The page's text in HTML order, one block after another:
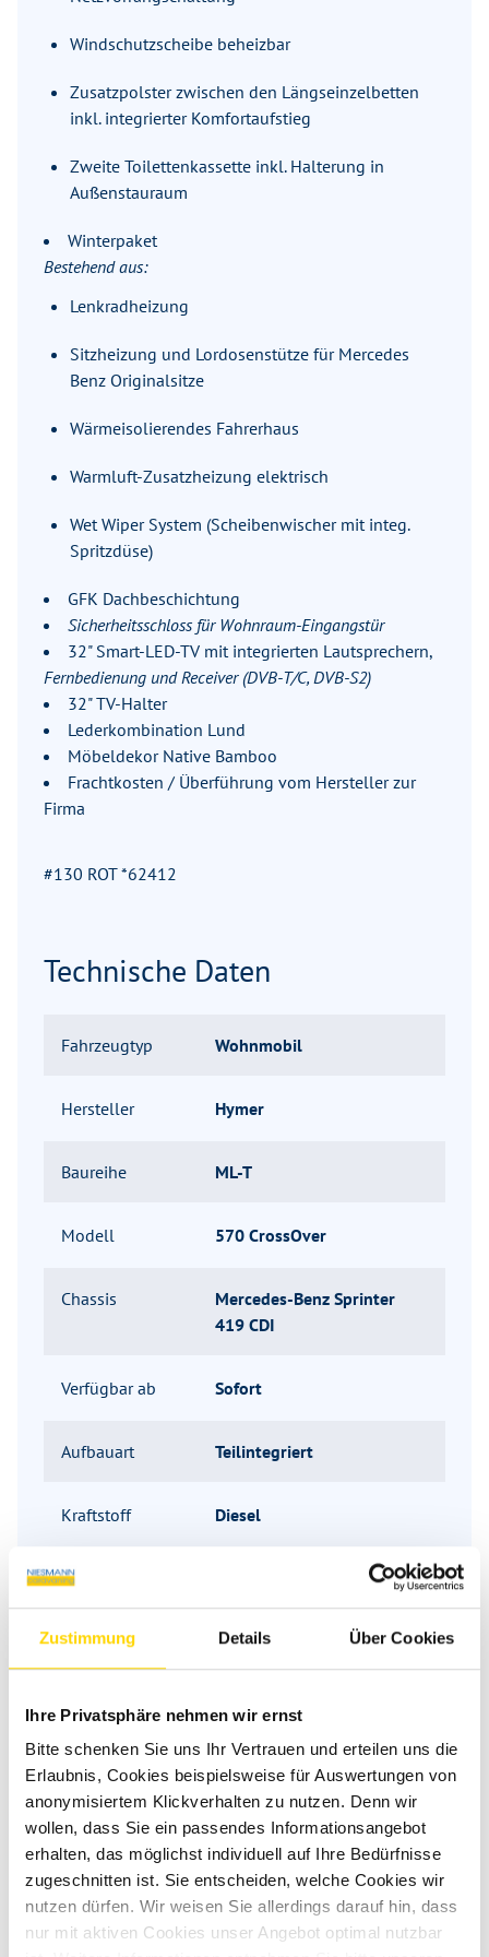
Zustimmung Details Über Cookies
Ihre Privatsphäre nehmen wir ernst
Bitte schenken Sie uns Ihr Vertrauen und erteilen uns die
Erlaubnis, Cookies beispielsweise für Auswertungen von
anonymisiertem Klickverhalten zu nutzen. Denn wir
wollen, dass Sie ein passendes Informationsangebot
erhalten, das möglichst individuell auf Ihre Bedürfnisse
zugeschnitten ist. Sie entscheiden, welche Cookies wir
nutzen dürfen. Wir weisen Sie allerdings darauf hin, dass
nur mit aktiven Cookies unser Angebot optimal nutzbar
Windschutzscheibe beheizbar
Zusatzpolster zwischen den Längseinzelbetten
inkl. integrierter Komfortaufstieg
Zweite Toilettenkassette inkl. Halterung in
Außenstauraum
Winterpaket
Bestehend aus:
Lenkradheizung
Sitzheizung und Lordosenstütze für Mercedes
Benz Originalsitze
Wärmeisolierendes Fahrerhaus
Warmluft-Zusatzheizung elektrisch
Wet Wiper System (Scheibenwischer mit integ.
Spritzdüse)
GFK Dachbeschichtung
Sicherheitsschloss für Wohnraum-Eingangstür
32" Smart-LED-TV mit integrierten Lautsprechern,
Fernbedienung und Receiver (DVB-T/C, DVB-S2)
32" TV-Halter
Lederkombination Lund
Möbeldekor Native Bamboo
Frachtkosten / Überführung vom Hersteller zur
Firma
#130 ROT *62412
Technische Daten
Fahrzeugtyp Wohnmobil
Hersteller Hymer
Baureihe ML-T
Modell 570 CrossOver
Chassis
Mercedes-Benz Sprinter
419 CDI
Verfügbar ab Sofort
Aufbauart Teilintegriert
Kraftstoff Diesel
Getriebe
Antriebsart Allradantrieb
Schadstoffnorm Euro 6
Umweltplakette grün
Grundriss